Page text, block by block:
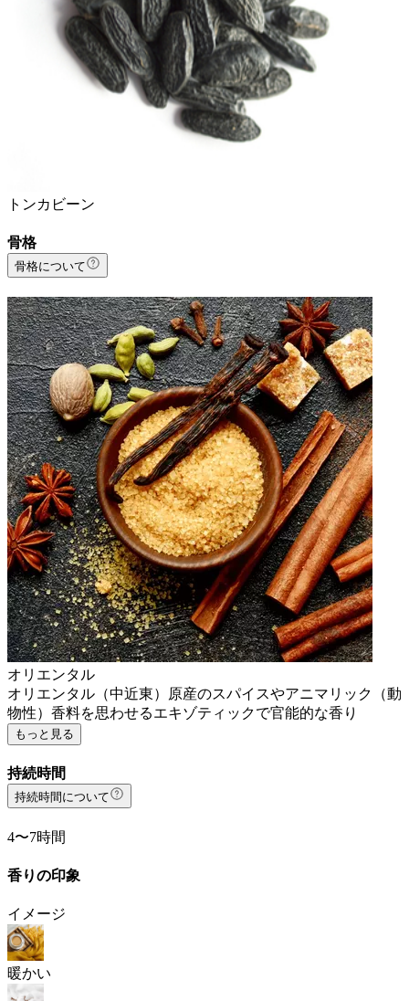
トンカビーン
骨格
骨格について
オリエンタル
オリエンタル（中近東）原産のスパイスやアニマリック（動
物性）香料を思わせるエキゾティックで官能的な香り
もっと見る
持続時間
持続時間について
4〜7時間
香りの印象
イメージ
暖かい